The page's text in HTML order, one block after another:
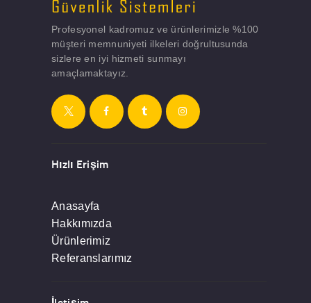
Profesyonel kadromuz ve ürünlerimizle %100
müşteri memnuniyeti ilkeleri doğrultusunda
sizlere en iyi hizmeti sunmayı
amaçlamaktayız.
Hızlı Erişim
Anasayfa
Hakkımızda
Ürünlerimiz
Referanslarımız